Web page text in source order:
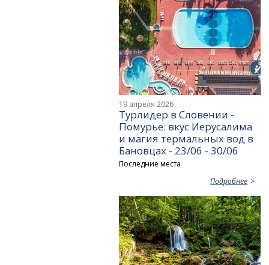
19 апреля 2026
Турлидер в Словении -
Помурье: вкус Иерусалима
и магия термальных вод в
Бановцах - 23/06 - 30/06
Последние места
Подробнее